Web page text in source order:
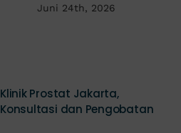
Juni 21st, 2026
Klinik Prostat Jakarta,
Konsultasi dan Pengobatan